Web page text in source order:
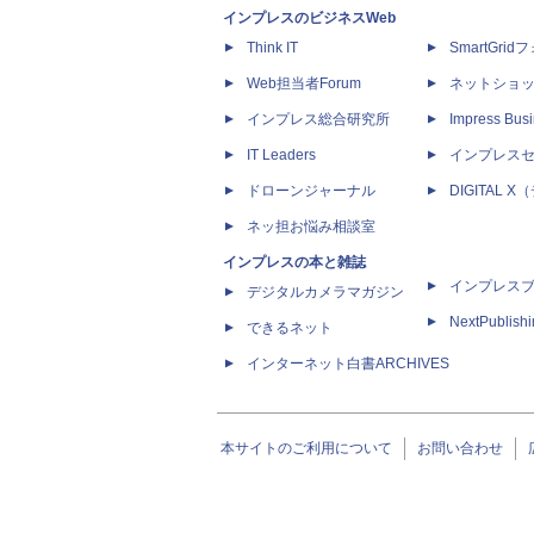
インプレスのビジネスWeb
Think IT
Web担当者Forum
インプレス総合研究所
IT Leaders
ドローンジャーナル
ネッ担お悩み相談室
インプレスの本と雑誌
デジタルカメラマガジン
できるネット
インターネット白書ARCHIVES
SmartGridフ
ネットショ
Impress
インプレス
DIGITAL X（
インプレス
本サイトのご利用について お問い合わせ